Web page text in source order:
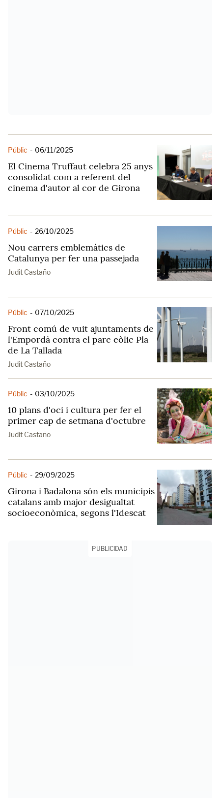
Públic - 06/11/2025
El Cinema Truffaut celebra 25 anys
consolidat com a referent del
cinema d'autor al cor de Girona
Públic - 26/10/2025
Nou carrers emblemàtics de
Catalunya per fer una passejada
Judit Castaño
Públic - 07/10/2025
Front comú de vuit ajuntaments de
l'Empordà contra el parc eòlic Pla
de La Tallada
Judit Castaño
Públic - 03/10/2025
10 plans d'oci i cultura per fer el
primer cap de setmana d'octubre
Judit Castaño
Públic - 29/09/2025
Girona i Badalona són els municipis
catalans amb major desigualtat
socioeconòmica, segons l'Idescat
PUBLICIDAD